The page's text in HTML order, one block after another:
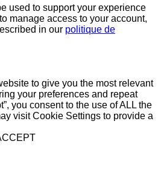
used to support your experience
manage access to your account,
in our politique de
to give you the most relevant
your preferences and repeat
you consent to the use of ALL the
visit Cookie Settings to provide a